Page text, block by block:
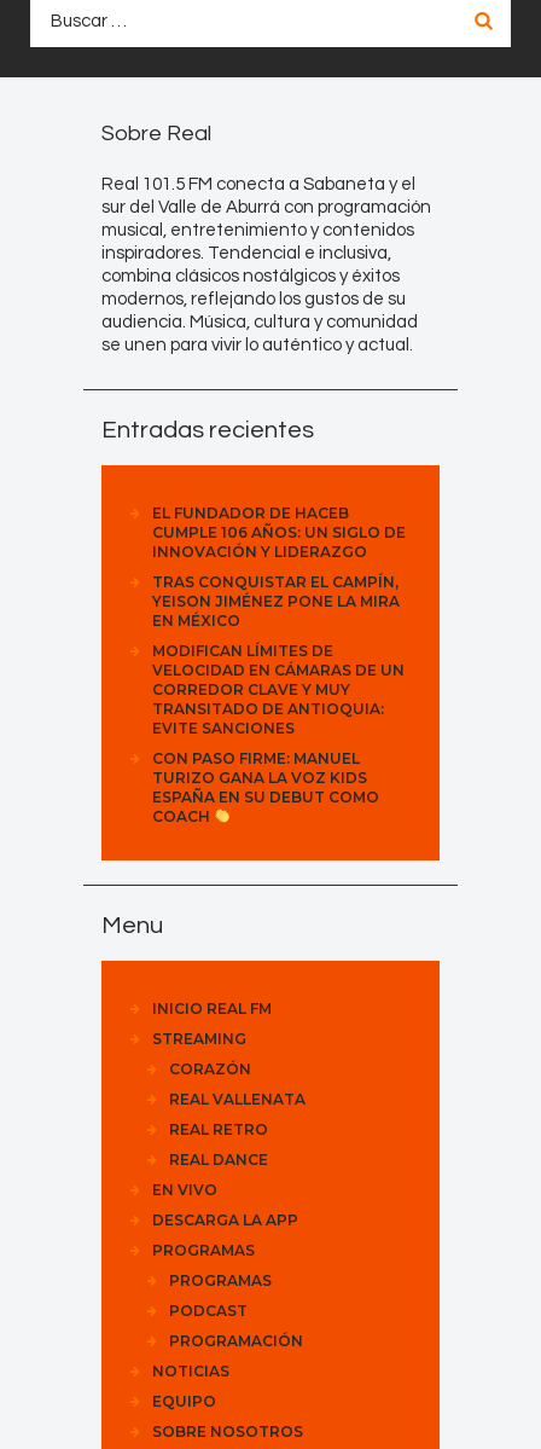
Sobre Real
Real 101.5 FM conecta a Sabaneta y el
sur del Valle de Aburrá con programación
musical, entretenimiento y contenidos
inspiradores. Tendencial e inclusiva,
combina clásicos nostálgicos y éxitos
modernos, reflejando los gustos de su
audiencia. Música, cultura y comunidad
se unen para vivir lo auténtico y actual.
Entradas recientes
EL FUNDADOR DE HACEB
CUMPLE 106 AÑOS: UN SIGLO DE
INNOVACIÓN Y LIDERAZGO
TRAS CONQUISTAR EL CAMPÍN,
YEISON JIMÉNEZ PONE LA MIRA
EN MÉXICO
MODIFICAN LÍMITES DE
VELOCIDAD EN CÁMARAS DE UN
CORREDOR CLAVE Y MUY
TRANSITADO DE ANTIOQUIA:
EVITE SANCIONES
CON PASO FIRME: MANUEL
TURIZO GANA LA VOZ KIDS
ESPAÑA EN SU DEBUT COMO
COACH
Menu
INICIO REAL FM
STREAMING
CORAZÓN
REAL VALLENATA
REAL RETRO
REAL DANCE
EN VIVO
DESCARGA LA APP
PROGRAMAS
PROGRAMAS
PODCAST
PROGRAMACIÓN
NOTICIAS
EQUIPO
SOBRE NOSOTROS